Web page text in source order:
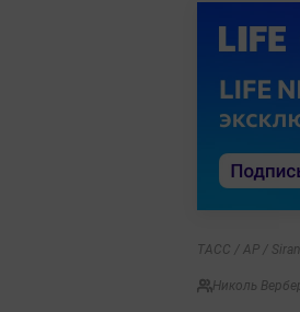
ТАСС / AP /
Николь